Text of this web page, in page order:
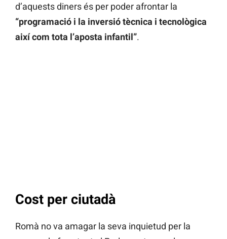
d’aquests diners és per poder afrontar la
“programació i la inversió tècnica i tecnològica
així com tota l’aposta infantil”.
Cost per ciutadà
Romà no va amagar la seva inquietud per la